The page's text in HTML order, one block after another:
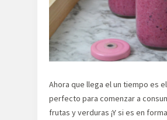
Ahora que llega el un tiempo es
perfecto para comenzar a
frutas y verduras ¡Y si es en